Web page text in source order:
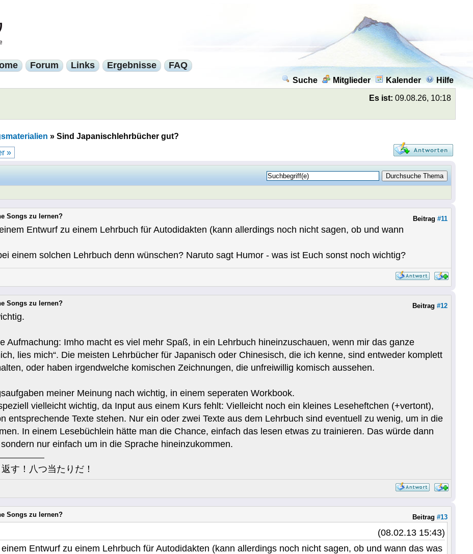
Forum Links Ergebnisse FAQ
Suche Mitglieder Kalender Hilfe
Es ist: 09.08.26, 10:18
» Sind Japanischlehrbücher gut?
»
Beitrag #11
Songs zu lernen?
Entwurf zu einem Lehrbuch für Autodidakten (kann allerdings noch nicht sagen, ob und wann
einem solchen Lehrbuch denn wünschen? Naruto sagt Humor - was ist Euch sonst noch wichtig?
Beitrag #12
Songs zu lernen?
Aufmachung: Imho macht es viel mehr Spaß, in ein Lehrbuch hineinzuschauen, wenn mir das ganze
lies mich“. Die meisten Lehrbücher für Japanisch oder Chinesisch, die ich kenne, sind entweder komplett
oder haben irgendwelche komischen Zeichnungen, die unfreiwillig komisch aussehen.
meiner Meinung nach wichtig, in einem seperaten Workbook.
vielleicht wichtig, da Input aus einem Kurs fehlt: Vielleicht noch ein kleines Leseheftchen (+vertont),
entsprechende Texte stehen. Nur ein oder zwei Texte aus dem Lehrbuch sind eventuell zu wenig, um in die
In einem Lesebüchlein hätte man die Chance, einfach das lesen etwas zu trainieren. Das würde dann
sondern nur einfach um in die Sprache hineinzukommen.
す！八つ当たりだ！
Beitrag #13
Songs zu lernen?
(08.02.13 15:43)
Entwurf zu einem Lehrbuch für Autodidakten (kann allerdings noch nicht sagen, ob und wann das was